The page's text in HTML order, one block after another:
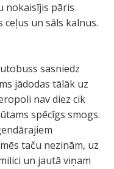
nokaisījis pāris
un sāls kalnus.
sasniedz
jādodas tālāk uz
nav diez cik
spēcīgs smogs.
taču nezinām, uz
un jautā viņam